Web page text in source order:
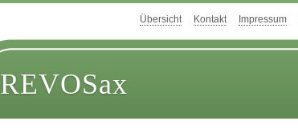
Übersicht Kontakt Impressum
REVOSax